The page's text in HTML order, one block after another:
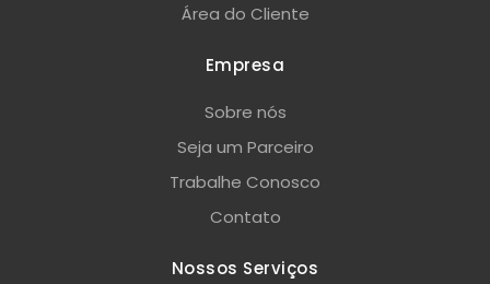
Área do Cliente
Empresa
Sobre nós
Seja um Parceiro
Trabalhe Conosco
Contato
Nossos Serviços